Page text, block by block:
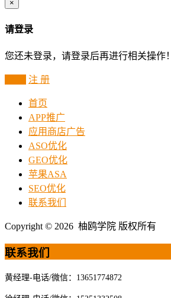
×
请登录
您还未登录，请登录后再进行相关操作！
注 册
首页
APP推广
应用商店广告
ASO优化
GEO优化
苹果ASA
SEO优化
联系我们
Copyright © 2026 柚鸥学院 版权所有
联系我们
黄经理-电话/微信：13651774872